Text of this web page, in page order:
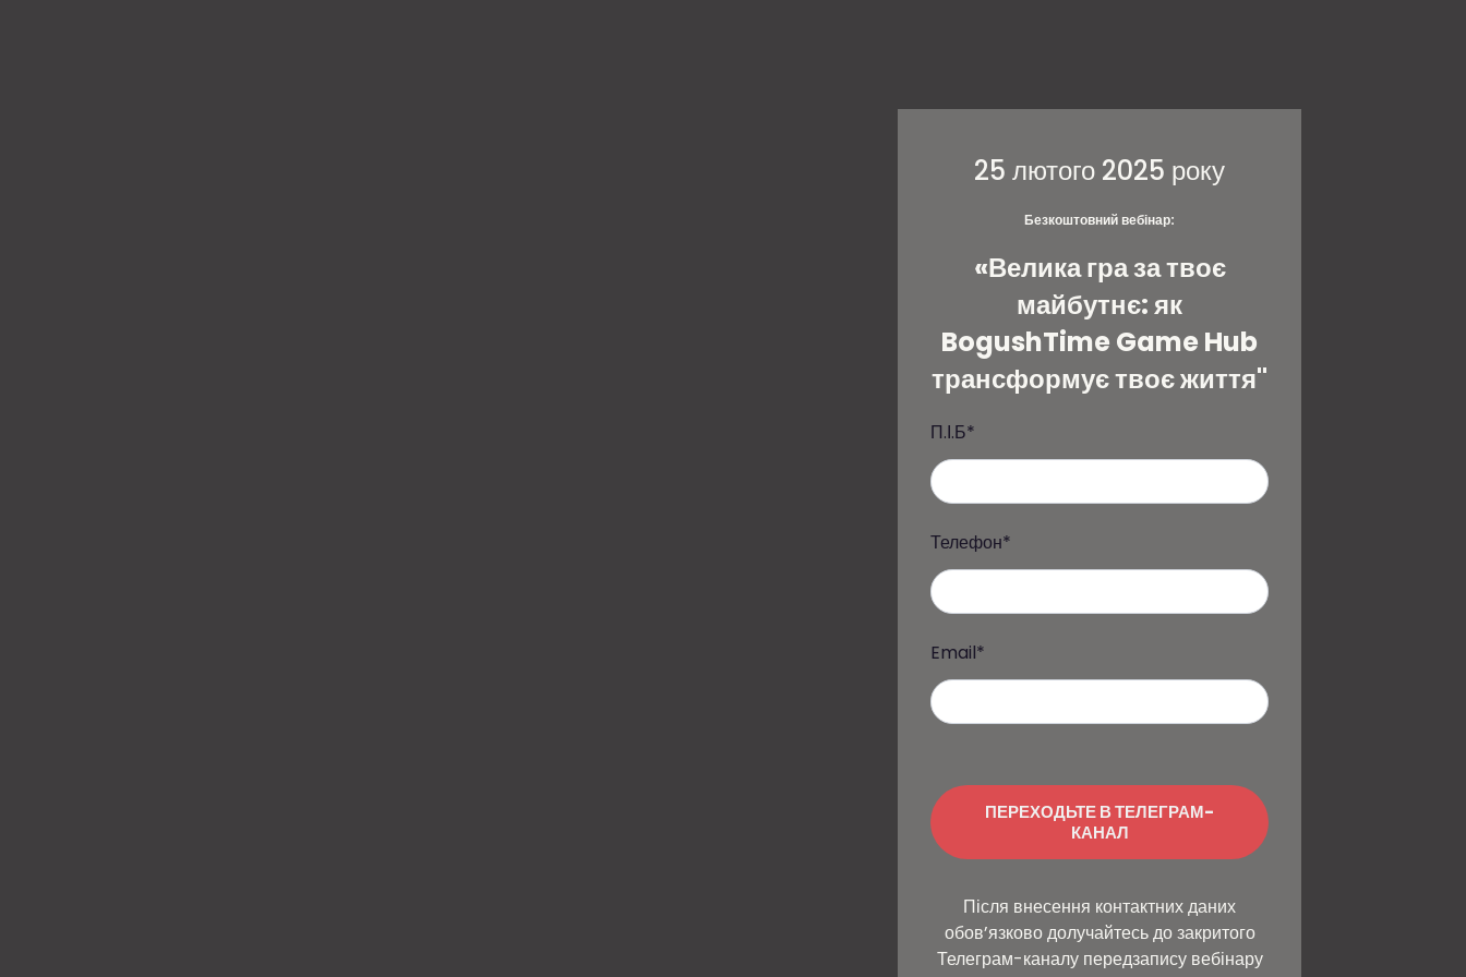
25 лютого 2025 року
Безкоштовний вебінар:
«Велика гра за твоє
майбутнє: як
BogushTime Game Hub
трансформує твоє життя"
П.І.Б*
Телефон*
Email*
ПЕРЕХОДЬТЕ В ТЕЛЕГРАМ-
КАНАЛ
Після внесення контактних даних
обов’язково долучайтесь до закритого
Телеграм-каналу передзапису вебінару